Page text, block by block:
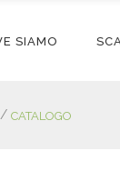
SIAMO
/ CATALOGO